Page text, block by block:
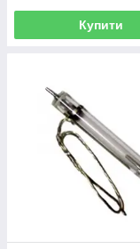
Купити